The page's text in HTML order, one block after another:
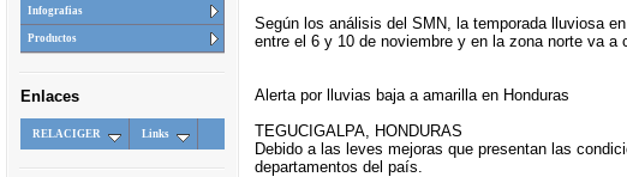
Infografias
Productos
Enlaces
RELACIGER Links
Según los análisis del SMN, la temporada lluviosa
entre el 6 y 10 de noviembre y en la zona norte va a
Alerta por lluvias baja a amarilla en Honduras
TEGUCIGALPA, HONDURAS
Debido a las leves mejoras que presentan las
departamentos del país.